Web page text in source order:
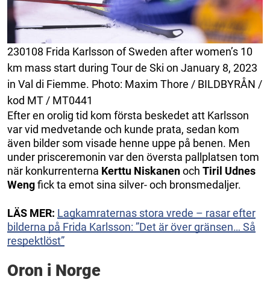
230108 Frida Karlsson of Sweden after women’s 10
km mass start during Tour de Ski on January 8, 2023
in Val di Fiemme. Photo: Maxim Thore / BILDBYRÅN /
kod MT / MT0441
Efter en orolig tid kom första beskedet att Karlsson
var vid medvetande och kunde prata, sedan kom
även bilder som visade henne uppe på benen. Men
under prisceremonin var den översta pallplatsen tom
när konkurrenterna Kerttu Niskanenoch Tiril Udnes
Wengfick ta emot sina silver- och bronsmedaljer.
LÄS MER: Lagkamraternas stora vrede – rasar efter
bilderna på Frida Karlsson: ”Det är över gränsen… Så
respektlöst”
Oron i Norge